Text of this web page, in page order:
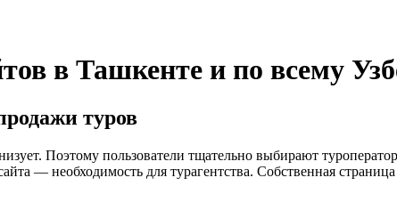
в Ташкенте и по всему
туров
Поэтому пользователи тщательно выбирают
— необходимость для турагентства. Собственная